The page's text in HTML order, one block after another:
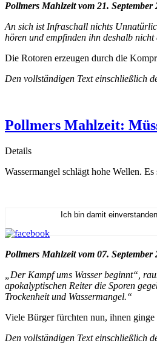
Pollmers Mahlzeit vom 21. September
An sich ist Infraschall nichts
hören und empfinden ihn deshalb
Die Rotoren erzeugen durch die
Den vollständigen Text einschließlich
Pollmers Mahlzeit:
Details
Wassermangel schlägt hohe Wellen.
Ich bin damit
Pollmers Mahlzeit vom 07. September
„Der Kampf ums Wasser beginnt“,
apokalyptischen Reiter die Sporen
Trockenheit und Wassermangel.“
Viele Bürger fürchten nun, ihnen ginge
Den vollständigen Text einschließlich